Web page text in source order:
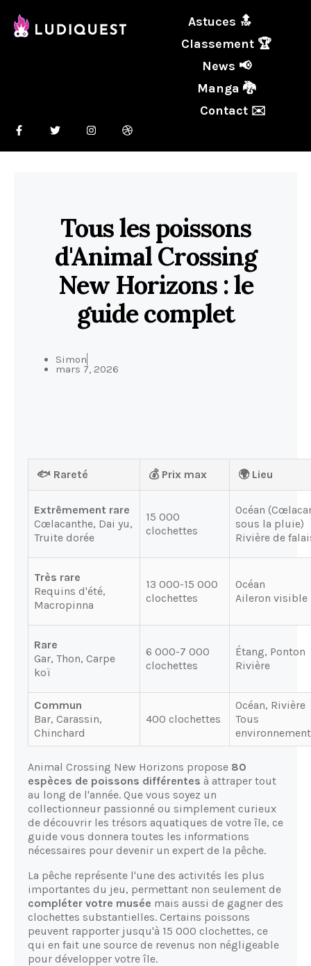
Astuces 🔝
Classement 🏆
News 📢
Manga 🐉
Contact ✉️
Tous les poissons
d'Animal Crossing
New Horizons : le
guide complet
Simon
mars 7, 2026
🐟 Rareté 💰 Prix max 🌍 Lieu
Extrêmement rare
Cœlacanthe, Dai yu,
Truite dorée
15 000
clochettes
Océan
sous la pluie)
Rivière de
Très rare
Requins d'été,
Macropinna
13 000-15 000
clochettes
Océan
Aileron visible
Rare
Gar, Thon, Carpe
koï
6 000-7 000
clochettes
Étang, Ponton
Rivière
Commun
Bar, Carassin,
Chinchard
400 clochettes
Océan, Rivière
Tous
Animal Crossing New Horizons propose 80
espèces de poissons différentes à attraper tout
au long de l'année. Que vous soyez un
collectionneur passionné ou simplement curieux
de découvrir les trésors aquatiques de votre île, ce
guide vous donnera toutes les informations
nécessaires pour devenir un expert de la pêche.
La pêche représente l'une des activités les plus
importantes du jeu, permettant non seulement de
compléter votre musée mais aussi de gagner des
clochettes substantielles. Certains poissons
peuvent rapporter jusqu'à 15 000 clochettes, ce
qui en fait une source de revenus non négligeable
pour développer votre île.